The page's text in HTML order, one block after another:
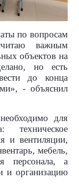
по вопросам
важным
объектов на
но есть
до конца
- объяснил
для
и вентиляции,
мебель,
персонала, а
и организацию